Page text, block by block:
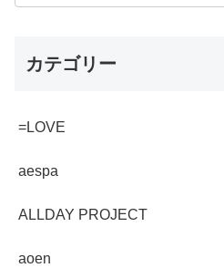
カテゴリー
=LOVE
aespa
ALLDAY PROJECT
aoen